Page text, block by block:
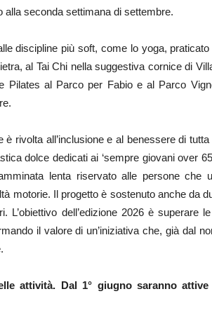
alla seconda settimana di settembre.
discipline più soft, come lo yoga,
al Tai Chi nella suggestiva cornice di
Pilates al Parco per Fabio e al Parco
è rivolta all’inclusione e al benessere di
dolce dedicati ai ‘sempre giovani over
lenta riservato alle persone che
motorie. Il progetto è sostenuto anche da
L’obiettivo dell’edizione 2026 è superare
il valore di un’iniziativa che, già dal
attività. Dal 1° giugno saranno